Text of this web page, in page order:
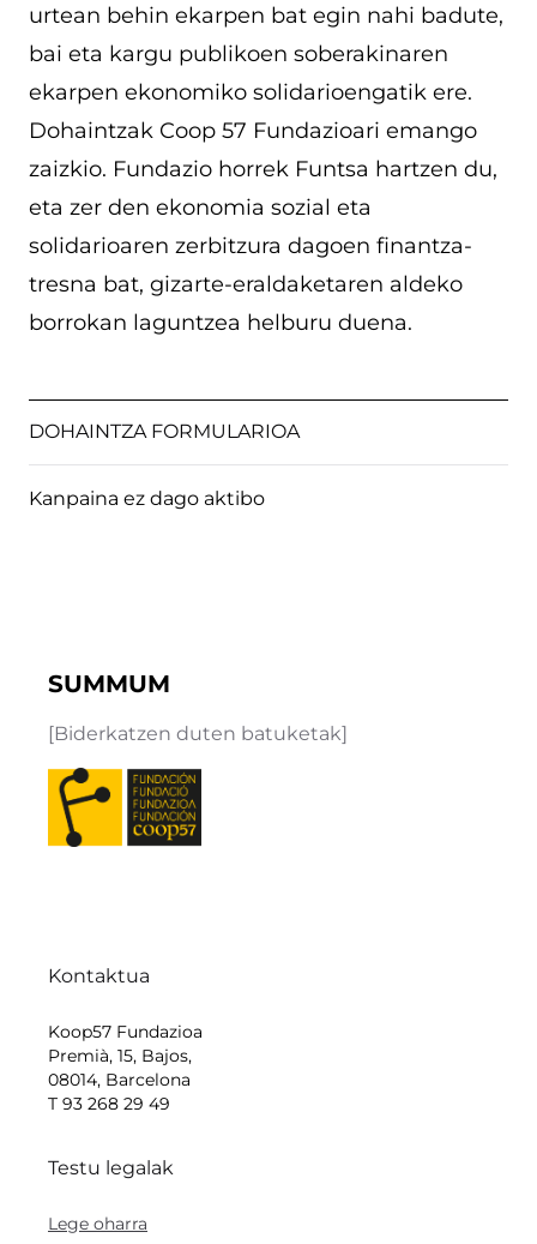
urtean behin ekarpen bat egin nahi badute,
bai eta kargu publikoen soberakinaren
ekarpen ekonomiko solidarioengatik ere.
Dohaintzak Coop 57 Fundazioari emango
zaizkio. Fundazio horrek Funtsa hartzen du,
eta zer den ekonomia sozial eta
solidarioaren zerbitzura dagoen finantza-
tresna bat, gizarte-eraldaketaren aldeko
borrokan laguntzea helburu duena.
DOHAINTZA FORMULARIOA
Kanpaina ez dago aktibo
SUMMUM
[Biderkatzen duten batuketak]
Kontaktua
Koop57 Fundazioa
Premià, 15, Bajos,
08014, Barcelona
T 93 268 29 49
Testu legalak
Lege oharra